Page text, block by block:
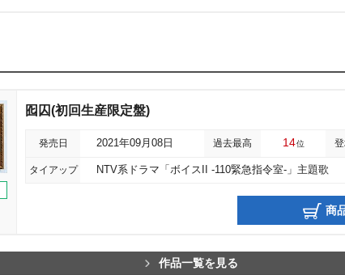
囮囚(初回生産限定盤)
発売日 2021年09月08日 過去最高 14位
タイアップ NTV系ドラマ「ボイスII -110緊急指令室-」主題歌
商
作品一覧を見る